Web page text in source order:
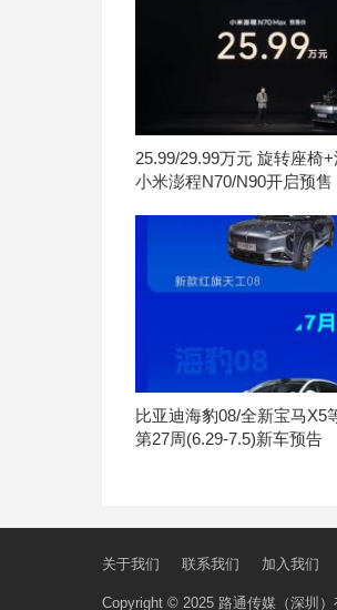
25.99/29.99万元 旋转座椅
小米澎程N70/N90开启预售
比亚迪海豹08/全新宝马X5
第27周(6.29-7.5)新车预告
关于我们 联系我们 加入我们
Copyright © 2025 路通传媒（深圳